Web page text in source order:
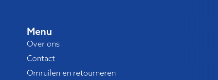
Menu
Over ons
Contact
Omruilen en retourneren